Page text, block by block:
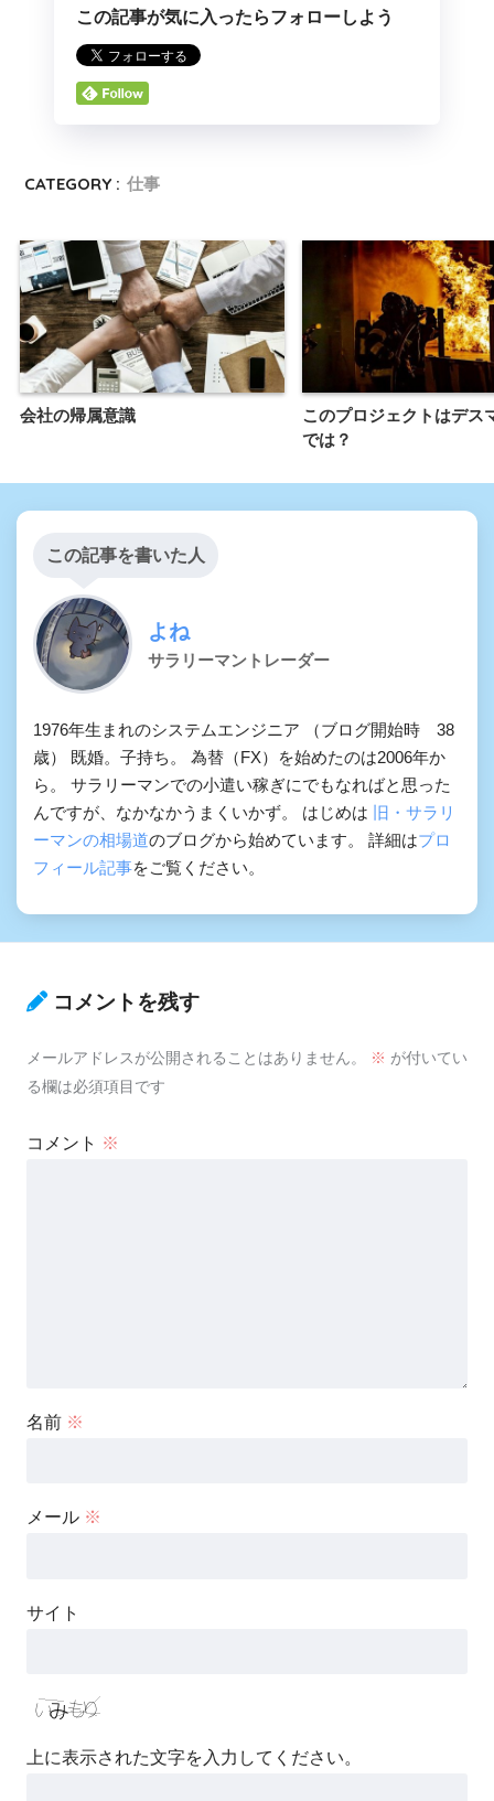
この記事が気に入ったらフォローしよう
CATEGORY : 仕事
会社の帰属意識
このプロジェクトはデス
では？
この記事を書いた人
よね
サラリーマントレーダー
1976年生まれのシステムエンジニア （ブログ開始時 38
歳） 既婚。子持ち。 為替（FX）を始めたのは2006年か
ら。 サラリーマンでの小遣い稼ぎにでもなればと思った
んですが、なかなかうまくいかず。 はじめは 旧・サラリ
ーマンの相場道のブログから始めています。 詳細はプロ
フィール記事をご覧ください。
コメントを残す
メールアドレスが公開されることはありません。 ※ が付いてい
る欄は必須項目です
コメント ※
名前 ※
メール ※
サイト
上に表示された文字を入力してください。